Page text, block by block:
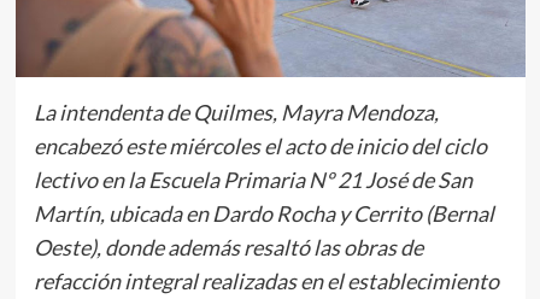
La intendenta de Quilmes, Mayra Mendoza,
encabezó este miércoles el acto de inicio del ciclo
lectivo en la Escuela Primaria Nº 21 José de San
Martín, ubicada en Dardo Rocha y Cerrito (Bernal
Oeste), donde además resaltó las obras de
refacción integral realizadas en el establecimiento